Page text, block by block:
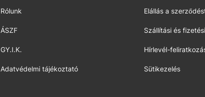
Rólunk
ÁSZF
GY.I.K.
Adatvédelmi tájékoztató
Elállás a
Szállítási és
Hírlevél-
Sütikezelés